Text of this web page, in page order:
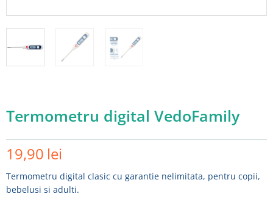
Termometru digital VedoFamily
19,90 lei
Termometru digital clasic cu garantie nelimitata, pentru copii,
bebelusi si adulti.